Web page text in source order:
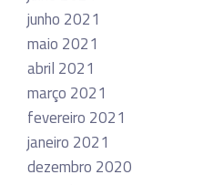
junho 2021
maio 2021
abril 2021
março 2021
fevereiro 2021
janeiro 2021
dezembro 2020